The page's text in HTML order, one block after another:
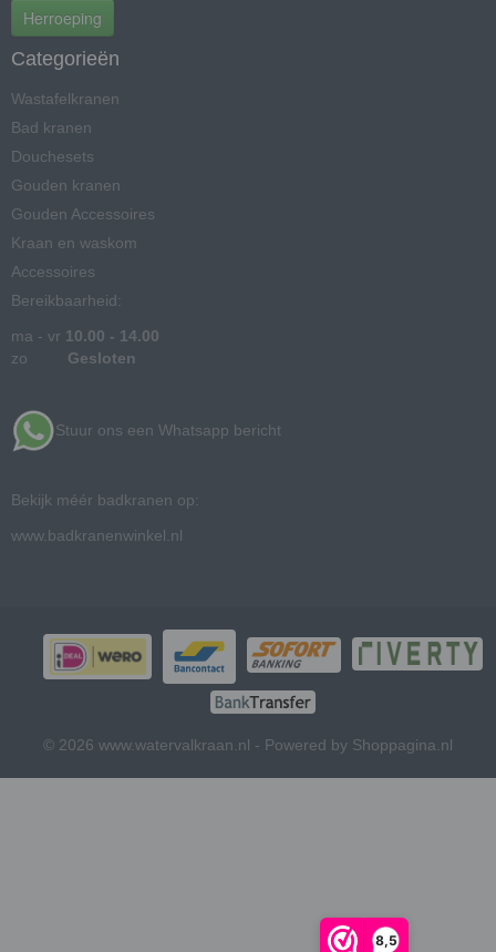
8,5
Herroeping
Categorieën
Wastafelkranen
Bad kranen
Douchesets
Gouden kranen
Gouden Accessoires
Kraan en waskom
Accessoires
Bereikbaarheid:
ma - vr 10.00 - 14.00
zo Gesloten
Stuur ons een Whatsapp bericht
Bekijk méér badkranen op:
www.badkranenwinkel.nl
© 2026 www.watervalkraan.nl - Powered by Shoppagina.nl